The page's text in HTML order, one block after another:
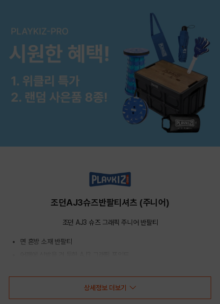
조던AJ3슈즈반팔티셔츠 (주니어)
조던 AJ3 슈즈 그래픽 주니어 반팔티
면 혼방 소재 반팔티
COLOR
상세정보 더보기